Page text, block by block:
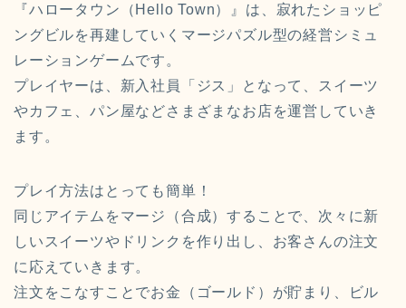
『ハロータウン（Hello Town）』は、寂れたショッピ
ングビルを再建していくマージパズル型の経営シミュ
レーションゲームです。
プレイヤーは、新入社員「ジス」となって、スイーツ
やカフェ、パン屋などさまざまなお店を運営していき
ます。
プレイ方法はとっても簡単！
同じアイテムをマージ（合成）することで、次々に新
しいスイーツやドリンクを作り出し、お客さんの注文
に応えていきます。
注文をこなすことでお金（ゴールド）が貯まり、ビル